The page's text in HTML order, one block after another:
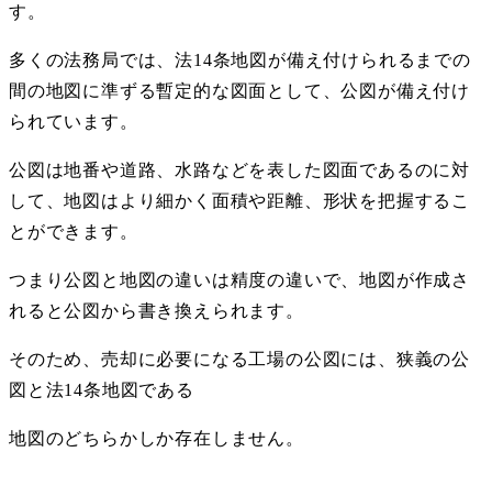
す。
多くの法務局では、法14条地図が備え付けられるまでの
間の地図に準ずる暫定的な図面として、公図が備え付け
られています。
公図は地番や道路、水路などを表した図面であるのに対
して、地図はより細かく面積や距離、形状を把握するこ
とができます。
つまり公図と地図の違いは精度の違いで、地図が作成さ
れると公図から書き換えられます。
そのため、売却に必要になる工場の公図には、狭義の公
図と法14条地図である
地図のどちらかしか存在しません。